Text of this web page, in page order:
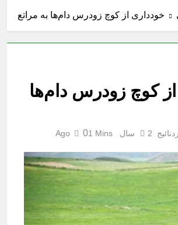
خودداری از کوچ زودرس دام‌ها به مراتع
کوچ زودرس دام‌ها
2 سال Ago 01 Mins